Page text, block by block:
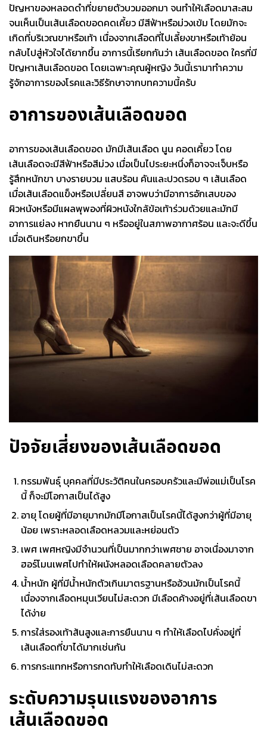
ปัญหาของหลอดดำที่ขยายตัวบวมออกมา จนทำให้เลือดมาสะสม
จนเห็นเป็นเส้นเลือดขอดคดเคี้ยว มีสีฟ้าหรือม่วงเข้ม โดยมักจะ
เกิดที่บริเวณขาหรือเท้า เนื่องจากเลือดที่ไปเลี้ยงขาหรือเท้าย้อน
กลับไปสู่หัวใจได้ยากขึ้น อาการนี้เรียกกันว่า เส้นเลือดขอด ใครที่มี
ปัญหาเส้นเลือดขอด โดยเฉพาะคุณผู้หญิง วันนี้เรามาทำความ
รู้จักอาการของโรคและวิธีรักษาจากบทความนี้ครับ
อาการของเส้นเลือดขอด
อาการของเส้นเลือดขอด มักมีเส้นเลือด นูน คอดเคี้ยว โดย
เส้นเลือดจะมีสีฟ้าหรือสีม่วง เมื่อเป็นไประยะหนึ่งก็อาจจะเจ็บหรือ
รู้สึกหนักขา บางรายบวม แสบร้อน คันและปวดรอบ ๆ เส้นเลือด
เมื่อเส้นเลือดแข็งหรือเปลี่ยนสี อาจพบว่ามีอาการอักเสบของ
ผิวหนังหรือมีแผลพุพองที่ผิวหนังใกล้ข้อเท้าร่วมด้วยและมักมี
อาการแย่ลง หากยืนนาน ๆ หรืออยู่ในสภาพอากาศร้อน และจะดีขึ้น
เมื่อเดินหรือยกขาขึ้น
ปัจจัยเสี่ยงของเส้นเลือดขอด
กรรมพันธุ์ บุคคลที่มีประวัติคนในครอบครัวและมีพ่อแม่เป็นโรค
นี้ ก็จะมีโอกาสเป็นได้สูง
อายุ โดยผู้ที่มีอายุมากมักมีโอกาสเป็นโรคนี้ได้สูงกว่าผู้ที่มีอายุ
น้อย เพราะหลอดเลือดหลวมและหย่อนตัว
เพศ เพศหญิงมีจำนวนที่เป็นมากกว่าเพศชาย อาจเนื่องมาจาก
ฮอร์โมนเพศไปทำให้ผนังหลอดเลือดคลายตัวลง
น้ำหนัก ผู้ที่มีน้ำหนักตัวเกินมาตรฐานหรืออ้วนมักเป็นโรคนี้
เนื่องจากเลือดหมุนเวียนไม่สะดวก มีเลือดค้างอยู่ที่เส้นเลือดขา
ได้ง่าย
การใส่รองเท้าส้นสูงและการยืนนาน ๆ ทำให้เลือดไปคั่งอยู่ที่
เส้นเลือดที่ขาได้มากเช่นกัน
การกระแทกหรือการกดทับทำให้เลือดเดินไม่สะดวก
ระดับความรุนแรงของอาการ
เส้นเลือดขอด